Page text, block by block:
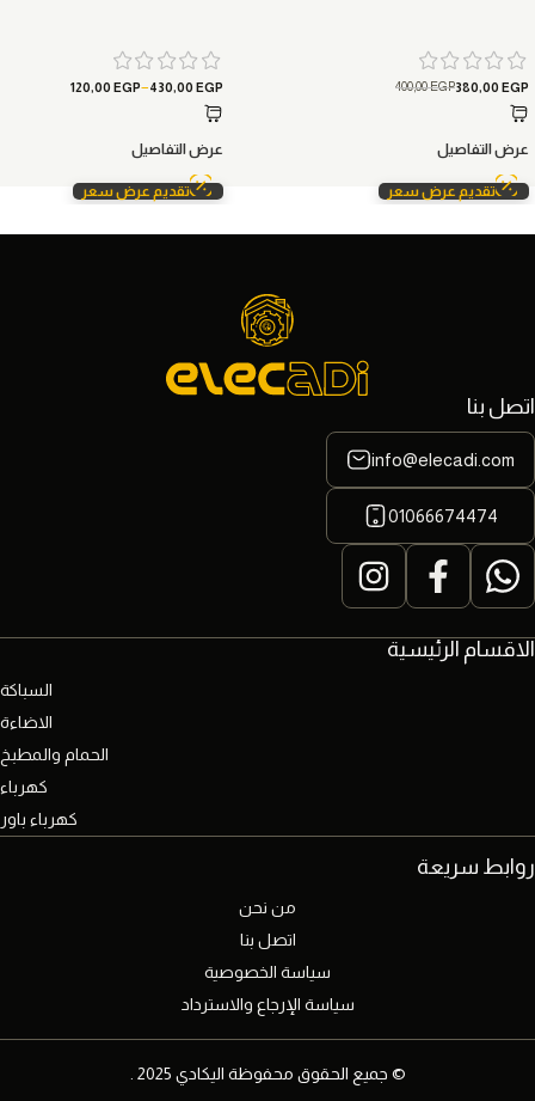
400,00EGP380,00 EGP
عرض التفاصيل
تقديم عرض سعر
120,00 EGP–430,00 EGP
عرض التفاصيل
تقديم عرض سعر
الاقسام الرئيسية
السباكة
الاضاءة
الحمام والمطبخ
كهرباء
كهرباء باور
اتصل بنا
info@elecadi.com
01066674474
روابط سريعة
من نحن
اتصل بنا
سياسة الخصوصية
سياسة الإرجاع والاسترداد
© جميع الحقوق محفوظة اليكادي 2025 .